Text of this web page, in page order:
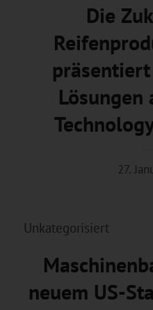
Die
Lösungen
27.
Unkategorisiert
neuem US-